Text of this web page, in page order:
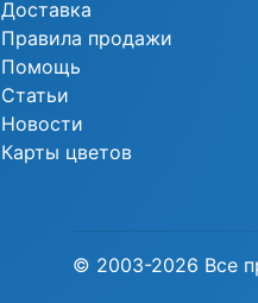
Доставка
Правила продажи
Помощь
Статьи
Новости
Карты цветов
© 2003-2026 Все